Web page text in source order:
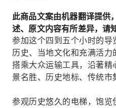
此商品文案由机器翻译提供
述、原文内容有所差异，请
参加这个四到五个小时的导
历史、当地文化和充满活
搭乘大众运输工具，沿著
景名胜、历史地标、传统市
参观历史悠久的电梯，饱